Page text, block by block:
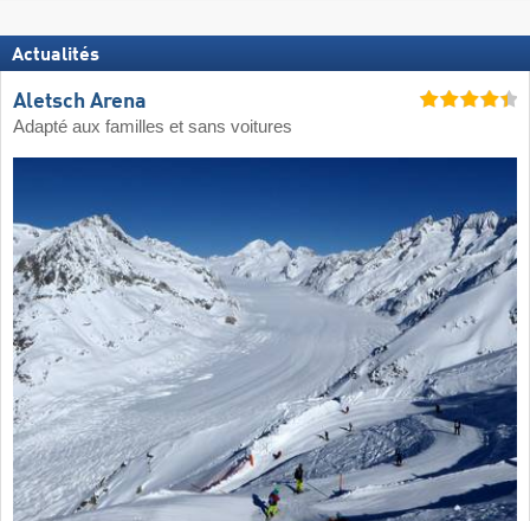
Actualités
Aletsch Arena
Adapté aux familles et sans voitures